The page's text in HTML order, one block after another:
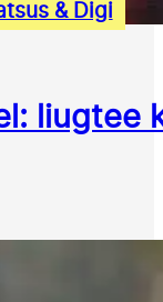
& Digi
liugtee